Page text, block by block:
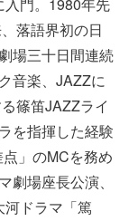
門。1980年先
落語界初の日
場三十日間連続
音楽、JAZZに
篠笛JAZZライ
を指揮した経験
」のMCを務め
場座長公演、
ドラマ「篤